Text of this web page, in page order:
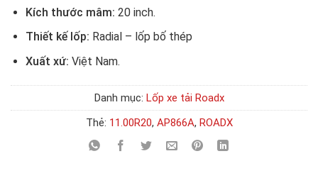
Kích thước mâm: 20 inch.
Thiết kế lốp: Radial – lốp bố thép
Xuất xứ: Việt Nam.
Danh mục: Lốp xe tải Roadx
Thẻ: 11.00R20, AP866A, ROADX